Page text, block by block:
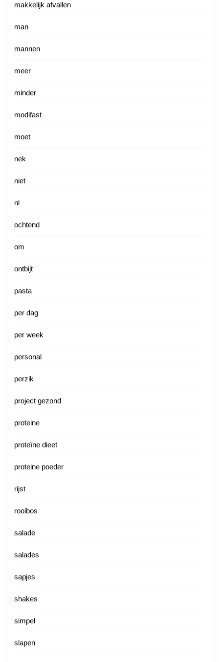
makkelijk afvallen
man
mannen
meer
minder
modifast
moet
nek
niet
nl
ochtend
om
ontbijt
pasta
per dag
per week
personal
perzik
project gezond
proteine
proteïne dieet
proteine poeder
rijst
rooibos
salade
salades
sapjes
shakes
simpel
slapen